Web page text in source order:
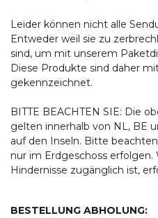
Leider können nicht alle
Entweder weil sie zu
sind, um mit unserem
Diese Produkte sind daher
gekennzeichnet.
BITTE BEACHTEN SIE: Die
gelten innerhalb von NL, BE
auf den Inseln. Bitte
nur im Erdgeschoss erfolgen.
Hindernisse zugänglich ist,
BESTELLUNG ABHOLUNG: